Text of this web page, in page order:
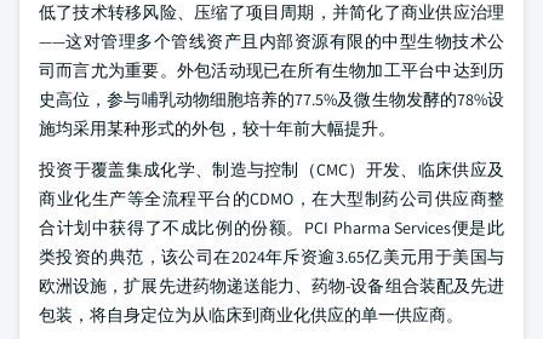
低了技术转移风险、压缩了项目周期，并简化了商业供应治理
——这对管理多个管线资产且内部资源有限的中型生物技术公
司而言尤为重要。外包活动现已在所有生物加工平台中达到历
史高位，参与哺乳动物细胞培养的77.5%及微生物发酵的78%设
施均采用某种形式的外包，较十年前大幅提升。
投资于覆盖集成化学、制造与控制（CMC）开发、临床供应及
商业化生产等全流程平台的CDMO，在大型制药公司供应商整
合计划中获得了不成比例的份额。PCI Pharma Services便是此
类投资的典范，该公司在2024年斥资逾3.65亿美元用于美国与
欧洲设施，扩展先进药物递送能力、药物-设备组合装配及先进
包装，将自身定位为从临床到商业化供应的单一供应商。